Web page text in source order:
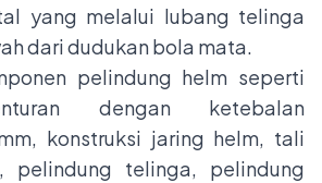
yang melalui lubang telinga
dari dudukan bola mata.
pelindung helm seperti
dengan ketebalan
konstruksi jaring helm, tali
pelindung telinga, pelindung